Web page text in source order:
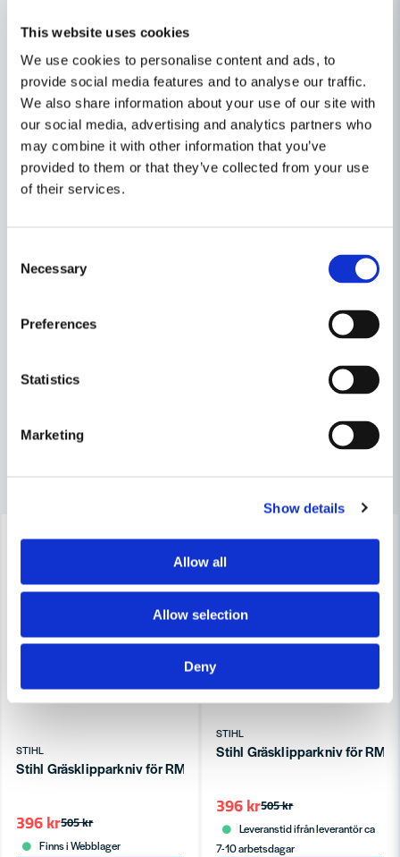
This website uses cookies
We use cookies to personalise content and ads, to
provide social media features and to analyse our traffic.
We also share information about your use of our site with
our social media, advertising and analytics partners who
may combine it with other information that you’ve
provided to them or that they’ve collected from your use
of their services.
Selection
Necessary
Preferences
Statistics
Marketing
Show details
Allow all
Allow selection
Deny
Dekaler
Spänning 36V
Produkttyp Gräsklippare
Drivmedel Batteri
Frågor & Svar (1)
Håkan Erneborn frågadeför 1 år sedan
Vår batteriladdare kanske 3-4 år gammal har slutat fungera
finns det extra sådan att beställa
Butiken svarade
Hej Håkan
https://toolab.se/sv/products/stihl-al-101-batteriladdare-
//toolab.se
Ställ en produktfråga
question
Fråga oss något om denna produkten...
Ja, ni får publicera min fråga
Skicka fråga
Recensioner (6)
Thomas
för 1 år sedan
Selman
Anonym
för 1 år sedan
Britt-Marie
Relaterade kategorier
STIHL
Stihl Gräsklipparkniv för RM 448 och MB 448
505 kr
396 kr
Finns i Webblager
-22%
STIHL
Stihl Gräsklipparkniv för RM
505 kr
396 kr
Leveranstid ifrån leverantör ca
7-10 arbetsdagar
-22%